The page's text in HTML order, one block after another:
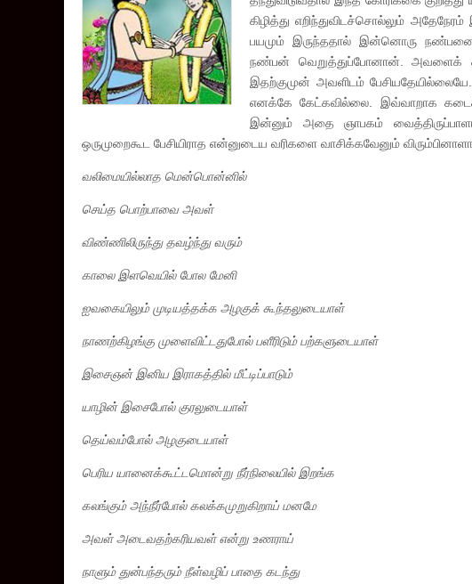
கிழித்து எறிந்துவிடச்சொல்லும்
பயமும் இருந்ததால் இன்னொரு
நண்பன் வெறுத்துப்போனான். அவளைக்
இதற்குமுன் அவளிடம்
எனக்கே கேட்கவில்லை. இவ்வாறாக
இன்னும் அதை ஞாபகம்
ஒருமுறைகூட பேசியிராத என்னுடைய வரிகளை வாசிக்கவேனும்
வலிமையில்லாத மென்பொன்னில்
செய்த பொற்பாவை அவள்
விண்ணிலிருந்து தவழ்ந்து வரும்
காலை இளவெயில் போல மேனி
ஐவகையிலும் முடியத்தக்க அழகுக் கூந்தலுடையாள்
நாணற்கிழங்கு முளைவிட்டதுபோல் பளீரிடும் பற்களுடையாள்
இசைஞன் இனிய இராகத்தில் மீட்டிப்பாடும்
யாழின் இசைபோல் குரலுடையாள்
தெய்வம்போல் அழகுடையாள்
பெரிய யானைக்கூட்டமொன்று நீர்நிலையில் இறங்க
கலங்கும் அந்நீர்போல் கலக்கமுறுகிறாய் மனமே
அவள் அடைவதற்கரியவள் என்று உணராய்
நாளும் துன்பந்தரும் நீள்வழிப் பாதை கடந்து